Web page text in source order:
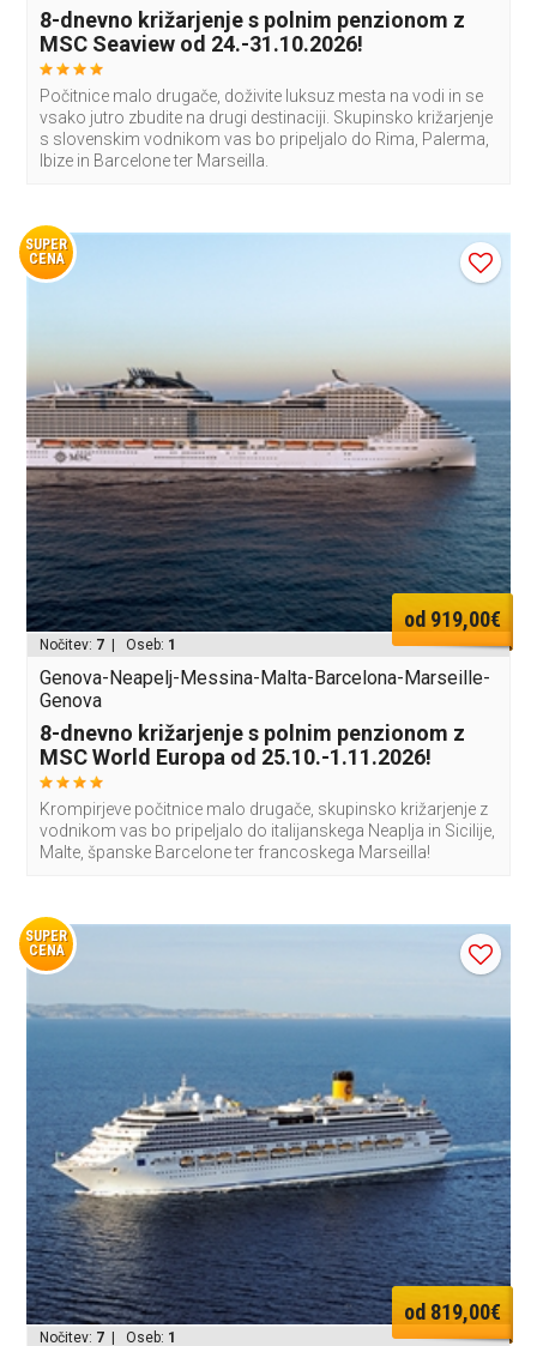
8-dnevno križarjenje s polnim penzionom z
MSC Seaview od 24.-31.10.2026!
Počitnice malo drugače, doživite luksuz mesta na vodi in se
vsako jutro zbudite na drugi destinaciji. Skupinsko križarjenje
s slovenskim vodnikom vas bo pripeljalo do Rima, Palerma,
Ibize in Barcelone ter Marseilla.
SUPER
CENA
od 919,00€
Nočitev: 7 | Oseb: 1
Genova-Neapelj-Messina-Malta-Barcelona-Marseille-
Genova
8-dnevno križarjenje s polnim penzionom z
MSC World Europa od 25.10.-1.11.2026!
Krompirjeve počitnice malo drugače, skupinsko križarjenje z
vodnikom vas bo pripeljalo do italijanskega Neaplja in Sicilije,
Malte, španske Barcelone ter francoskega Marseilla!
SUPER
CENA
od 819,00€
Nočitev: 7 | Oseb: 1